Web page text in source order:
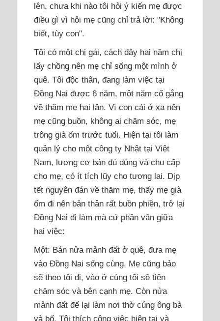
lên, chưa khi nào tôi hỏi ý kiến mẹ được
điều gì vì hỏi mẹ cũng chỉ trả lời: "Không
biết, tùy con".
Tôi có một chị gái, cách đây hai năm chị
lấy chồng nên mẹ chỉ sống một mình ở
quê. Tôi độc thân, đang làm việc tại
Đồng Nai được 6 năm, một năm cố gắng
về thăm mẹ hai lần. Vì con cái ở xa nên
mẹ cũng buồn, không ai chăm sóc, mẹ
trông già ốm trước tuổi. Hiện tại tôi làm
quản lý cho một công ty Nhật tại Việt
Nam, lương cơ bản đủ dùng và chu cấp
cho mẹ, có ít tích lũy cho tương lai. Dịp
tết nguyên đán về thăm mẹ, thấy mẹ già
ốm đi nên bản thân rất buồn phiền, trở lại
Đồng Nai đi làm mà cứ phân vân giữa
hai việc:
Một: Bán nửa mảnh đất ở quê, đưa mẹ
vào Đồng Nai sống cùng. Mẹ cũng bảo
sẽ theo tôi đi, vào ở cùng tôi sẽ tiện
chăm sóc và bên cạnh mẹ. Còn nửa
mảnh đất để lại làm nơi thờ cúng ông bà
và bố. Tôi thích công việc hiện tại và